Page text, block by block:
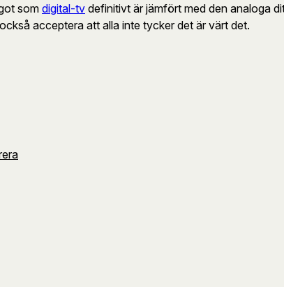
som digital-tv definitivt är jämfört med den analoga
acceptera att alla inte tycker det är värt det.